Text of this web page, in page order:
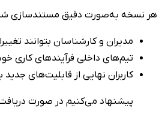
هر نسخه به‌صورت دقیق مستندسازی
مدیران و کارشناسان بتوانند
تیم‌های داخلی فرآیندهای کاری
کاربران نهایی از قابلیت‌های
پیشنهاد می‌کنیم در صورت